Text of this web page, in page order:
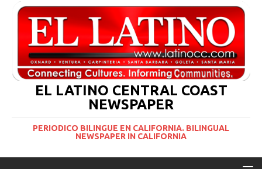
EL LATINO CENTRAL COAST
NEWSPAPER
PERIODICO BILINGUE EN CALIFORNIA. BILINGUAL
NEWSPAPER IN CALIFORNIA